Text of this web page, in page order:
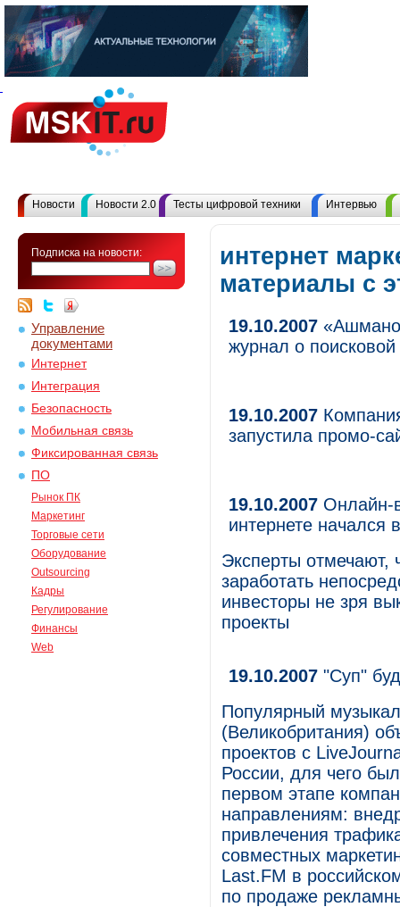
Новости Новости 2.0 Тесты цифровой техники Интервью
Подписка на новости:
Управление
документами
Интернет
Интеграция
Безопасность
Мобильная связь
Фиксированная связь
ПО
Рынок ПК
Маркетинг
Торговые сети
Оборудование
Outsourcing
Кадры
Регулирование
Финансы
Web
интернет
материалы с
19.10.2007
журнал о
19.10.2007
запустила промо-
19.10.2007 Онлайн-
интернете начался
Эксперты отмечают,
заработать
инвесторы не зря
проекты
19.10.2007 "Суп"
Популярный
(Великобритания)
проектов с
России, для чего
первом этапе
направлениям:
привлечения
совместных
Last.FM в
по продаже